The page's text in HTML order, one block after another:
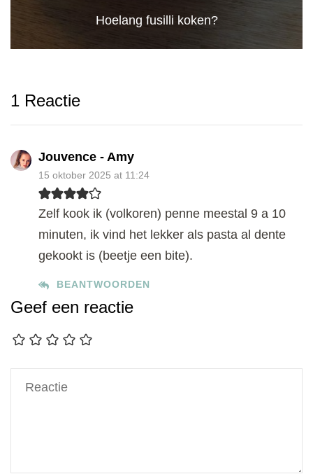
Hoelang fusilli koken?
1 Reactie
Jouvence - Amy
15 oktober 2025 at 11:24
BEANTWOORDEN
Zelf kook ik (volkoren) penne meestal 9 a 10
minuten, ik vind het lekker als pasta al dente
gekookt is (beetje een bite).
Geef een reactie